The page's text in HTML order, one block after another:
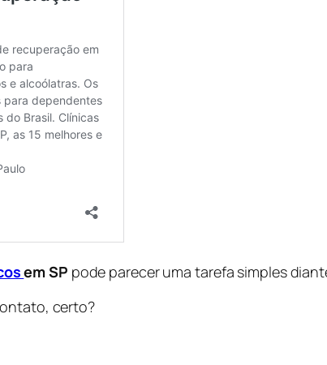
em SP pode parecer uma tarefa simples
certo?